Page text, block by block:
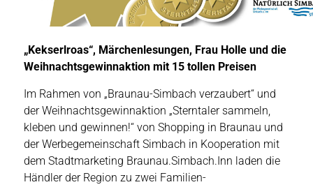
„Kekserlroas“, Märchenlesungen, Frau Holle und die
Weihnachtsgewinnaktion mit 15 tollen Preisen
Im Rahmen von „Braunau-Simbach verzaubert“ und
der Weihnachtsgewinnaktion „Sterntaler sammeln,
kleben und gewinnen!“ von Shopping in Braunau und
der Werbegemeinschaft Simbach in Kooperation mit
dem Stadtmarketing Braunau.Simbach.Inn laden die
Händler der Region zu zwei Familien-